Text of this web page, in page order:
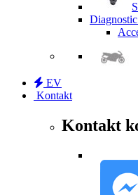
EV
Kontakt
Kontakt